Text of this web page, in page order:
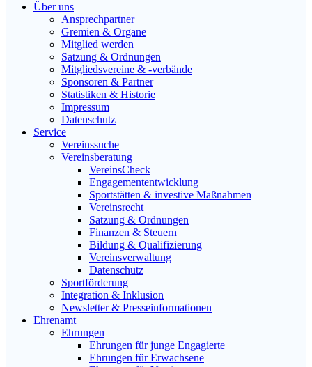
Über uns
Ansprechpartner
Gremien & Organe
Mitglied werden
Satzung & Ordnungen
Mitgliedsvereine & -verbände
Sponsoren & Partner
Statistiken & Historie
Impressum
Datenschutz
Service
Vereinssuche
Vereinsberatung
VereinsCheck
Engagemententwicklung
Sportstätten & investive Maßnahmen
Vereinsrecht
Satzung & Ordnungen
Finanzen & Steuern
Bildung & Qualifizierung
Vereinsverwaltung
Datenschutz
Sportförderung
Integration & Inklusion
Newsletter & Presseinformationen
Ehrenamt
Ehrungen
Ehrungen für junge Engagierte
Ehrungen für Erwachsene